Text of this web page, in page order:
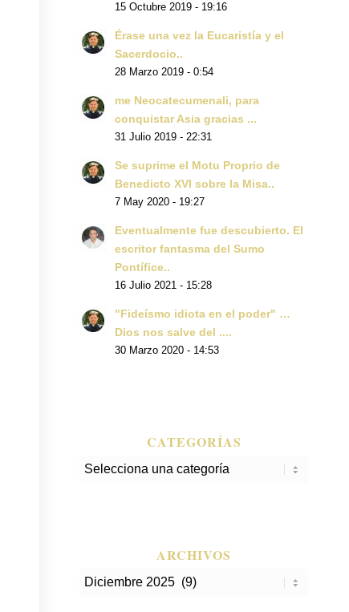
15 Octubre 2019 - 19:16
Érase una vez la Eucaristía y el
Sacerdocio..
28 Marzo 2019 - 0:54
me Neocatecumenali, para
conquistar Asia gracias ...
31 Julio 2019 - 22:31
Se suprime el Motu Proprio de
Benedicto XVI sobre la Misa..
7 May 2020 - 19:27
Eventualmente fue descubierto. El
escritor fantasma del Sumo
Pontífice..
16 Julio 2021 - 15:28
"Fideísmo idiota en el poder" …
Dios nos salve del ....
30 Marzo 2020 - 14:53
CATEGORÍAS
Categorías
ARCHIVOS